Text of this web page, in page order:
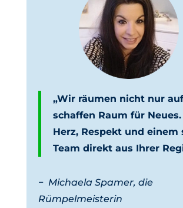
„Wir räumen nicht nur
schaffen Raum für
Herz, Respekt und einem
Team direkt aus Ihrer
− Michaela Spamer, die
Rümpelmeisterin